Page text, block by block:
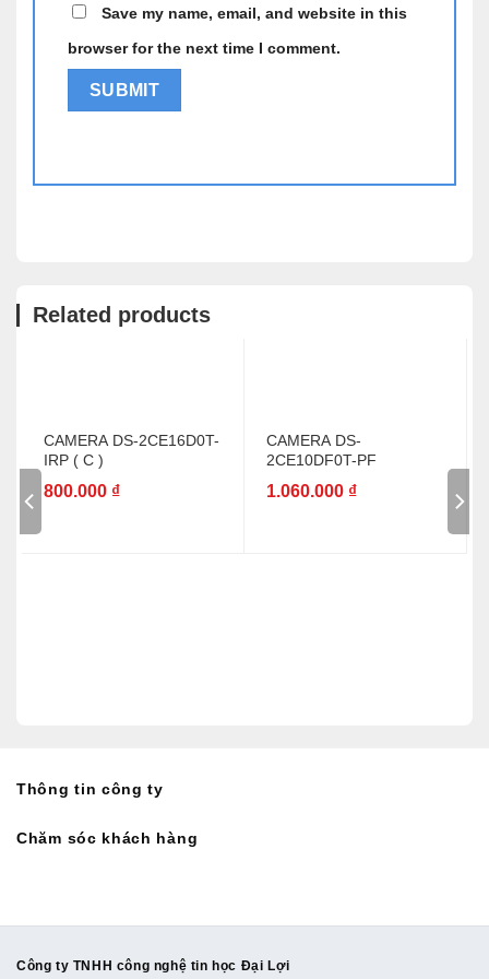
Save my name, email, and website in this
browser for the next time I comment.
Related products
CAMERA DS-2CE16D0T-
IRP ( C )
800.000 ₫
CAMERA DS-
2CE10DF0T-PF
1.060.000 ₫
Thông tin công ty
Chăm sóc khách hàng
Công ty TNHH công nghệ tin học Đại Lợi